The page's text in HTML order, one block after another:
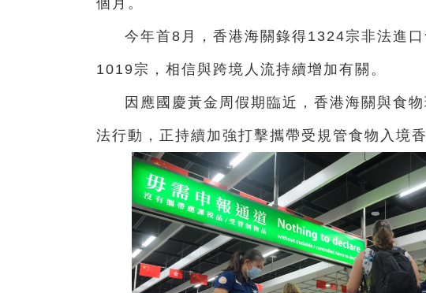
個月。
今年首8月，香港海關錄得1324宗非法進
1019宗，相信與跨境人流持續增加有關。
因應國慶黃金周假期臨近，香港海關與食
法行動，正持續加強打擊攜帶受規管食物入境香